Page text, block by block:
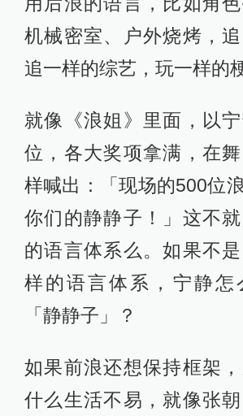
机械密室、户外烧烤，追
追一样的综艺，玩一样的梗
就像《浪姐》里面，以
位，各大奖项拿满，在
样喊出：「现场的500位
你们的静静子！」这不
的语言体系么。如果不
样的语言体系，宁静怎
「静静子」？
如果前浪还想保持框架
什么生活不易，就像张